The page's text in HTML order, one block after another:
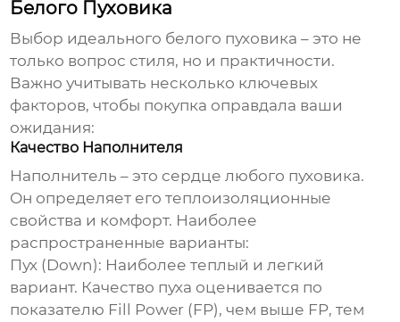
Белого Пуховика
Выбор идеального белого пуховика – это не
только вопрос стиля, но и практичности.
Важно учитывать несколько ключевых
факторов, чтобы покупка оправдала ваши
ожидания:
Качество Наполнителя
Наполнитель – это сердце любого пуховика.
Он определяет его теплоизоляционные
свойства и комфорт. Наиболее
распространенные варианты:
Пух (Down): Наиболее теплый и легкий
вариант. Качество пуха оценивается по
показателю Fill Power (FP), чем выше FP, тем